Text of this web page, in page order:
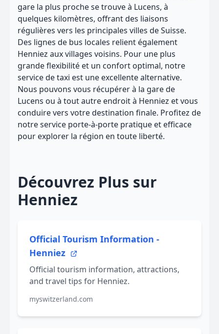
gare la plus proche se trouve à Lucens, à
quelques kilomètres, offrant des liaisons
régulières vers les principales villes de Suisse.
Des lignes de bus locales relient également
Henniez aux villages voisins. Pour une plus
grande flexibilité et un confort optimal, notre
service de taxi est une excellente alternative.
Nous pouvons vous récupérer à la gare de
Lucens ou à tout autre endroit à Henniez et vous
conduire vers votre destination finale. Profitez de
notre service porte-à-porte pratique et efficace
pour explorer la région en toute liberté.
Découvrez Plus sur
Henniez
Official Tourism Information -
Henniez
Official tourism information, attractions,
and travel tips for Henniez.
myswitzerland.com